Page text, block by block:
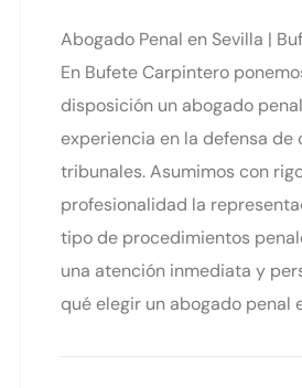
Abogado Penal en Sevilla |
En Bufete Carpintero
disposición un abogado
experiencia en la defensa de
tribunales. Asumimos con
profesionalidad la
tipo de procedimientos
una atención inmediata y
qué elegir un abogado penal